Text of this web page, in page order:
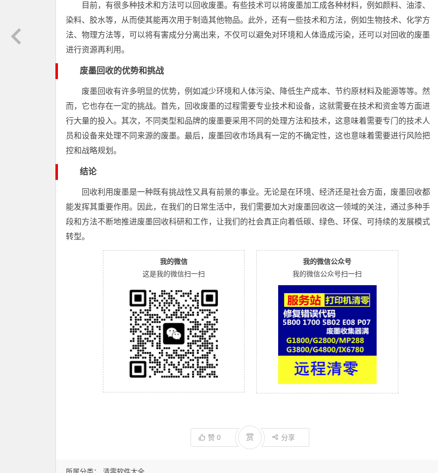
所属分类： 清零软件大全
目前，有很多种技术和方法可以回收废墨。有些技术可以将废墨加工成各种材料，例如颜料、油漆、
染料、胶水等，从而使其能再次用于制造其他物品。此外，还有一些技术和方法，例如生物技术、化学方
法、物理方法等，可以将有害成分分离出来，不仅可以避免对环境和人体造成污染，还可以对回收的废墨
进行资源再利用。
废墨回收的优势和挑战
废墨回收有许多明显的优势，例如减少环境和人体污染、降低生产成本、节约原材料及能源等等。然
而，它也存在一定的挑战。首先，回收废墨的过程需要专业技术和设备，这就需要在技术和资金等方面进
行大量的投入。其次，不同类型和品牌的废墨要采用不同的处理方法和技术，这意味着需要专门的技术人
员和设备来处理不同来源的废墨。最后，废墨回收市场具有一定的不确定性，这也意味着需要进行风险把
控和战略规划。
结论
回收利用废墨是一种既有挑战性又具有前景的事业。无论是在环境、经济还是社会方面，废墨回收都
能发挥其重要作用。因此，在我们的日常生活中，我们需要加大对废墨回收这一领域的关注，通过多种手
段和方法不断地推进废墨回收科研和工作，让我们的社会真正向着低碳、绿色、环保、可持续的发展模式
转型。
我的微信
这是我的微信扫一扫
我的微信公众号
我的微信公众号扫一扫
赞 0 赏 分享